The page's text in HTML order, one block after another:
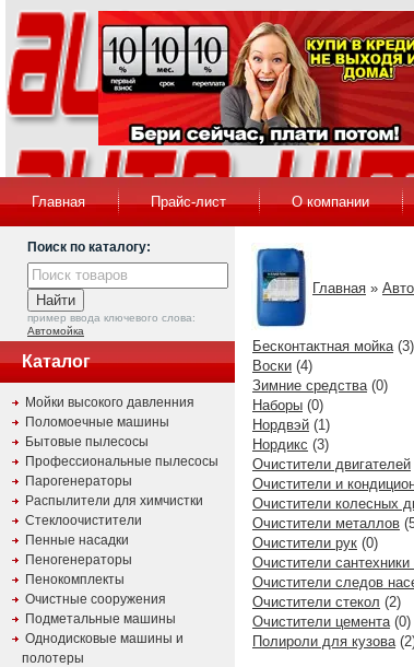
Главная Прайс-лист О компании
Поиск по каталогу:
пример ввода ключевого слова:
Автомойка
Каталог
Мойки высокого давленния
Поломоечные машины
Бытовые пылесосы
Профессиональные пылесосы
Парогенераторы
Распылители для химчистки
Стеклоочистители
Пенные насадки
Пеногенераторы
Пенокомплекты
Очистные сооружения
Подметальные машины
Однодисковые машины и
полотеры
Главная »
Бесконтактная мойка(3)
Воски (4)
Зимние средства(0)
Наборы (0)
Нордвэй (1)
Нордикс (3)
Очистители двигателей
Очистители и
Очистители колесных
Очистители металлов
Очистители рук (0)
Очистители
Очистители следов
Очистители стекол (2)
Очистители цемента(0)
Полироли для кузова